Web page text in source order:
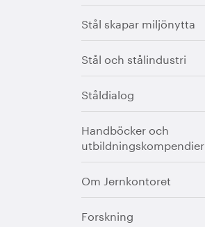
Stål skapar miljönytta
Stål och stålindustri
Ståldialog
Handböcker och
utbildningskompendier
Om Jernkontoret
Forskning